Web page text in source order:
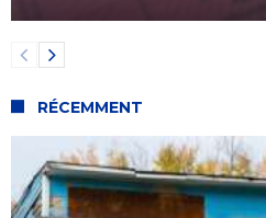
RÉCEMMENT